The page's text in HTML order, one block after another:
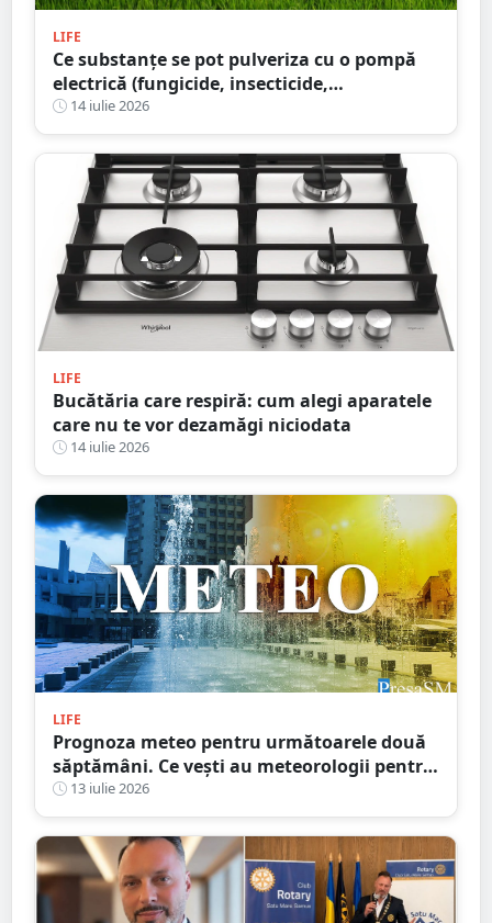
LIFE
Ce substanțe se pot pulveriza cu o pompă
electrică (fungicide, insecticide,
îngrășăminte) și ce variante sunt
recomandate pentru diferite utilizări în
2026?
14 iulie 2026
LIFE
Bucătăria care respiră: cum alegi aparatele
care nu te vor dezamăgi niciodata
14 iulie 2026
LIFE
Prognoza meteo pentru următoarele două
săptămâni. Ce vești au meteorologii pentru
sătmăreni
13 iulie 2026